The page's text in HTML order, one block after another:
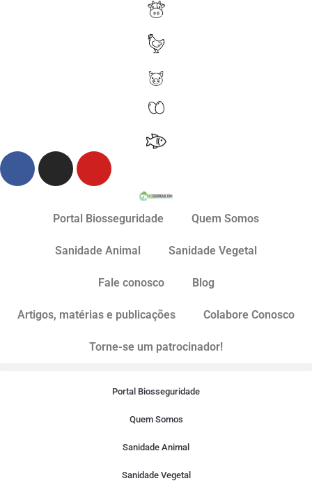
Portal Biosseguridade Quem Somos
Sanidade Animal Sanidade Vegetal
Fale conosco Blog
Artigos, matérias e publicações Colabore Conosco
Torne-se um patrocinador!
Portal Biosseguridade
Quem Somos
Sanidade Animal
Sanidade Vegetal